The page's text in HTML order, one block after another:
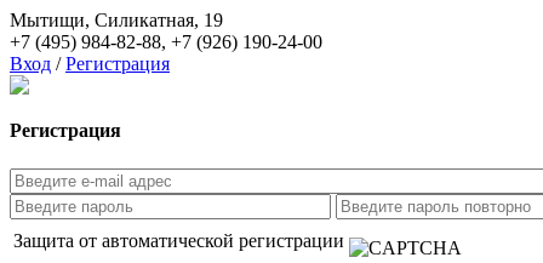
Мытищи, Силикатная, 19
+7 (495) 984-82-88, +7 (926) 190-24-00
Вход / Регистрация
Регистрация
Защита от автоматической регистрации